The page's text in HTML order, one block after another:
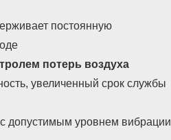
постоянную
потерь воздуха
увеличенный срок службы
допустимым уровнем вибрации